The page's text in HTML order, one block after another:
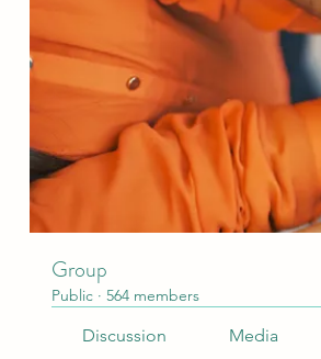
Group
Public · 564 members
Discussion Media